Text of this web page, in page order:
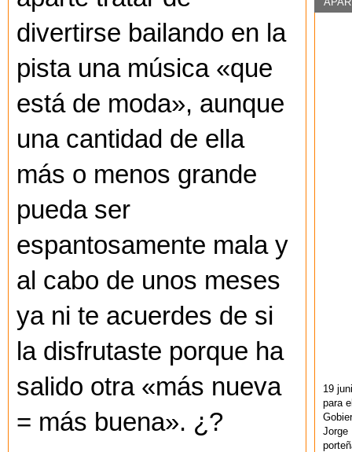
divertirse bailando en la
pista una música «que
está de moda», aunque
una cantidad de ella
más o menos grande
pueda ser
espantosamente mala y
al cabo de unos meses
ya ni te acuerdes de si
la disfrutaste porque ha
salido otra «más nueva
= más buena». ¿?
19
para
Jorge